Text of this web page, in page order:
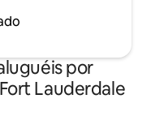
por
Lauderdale